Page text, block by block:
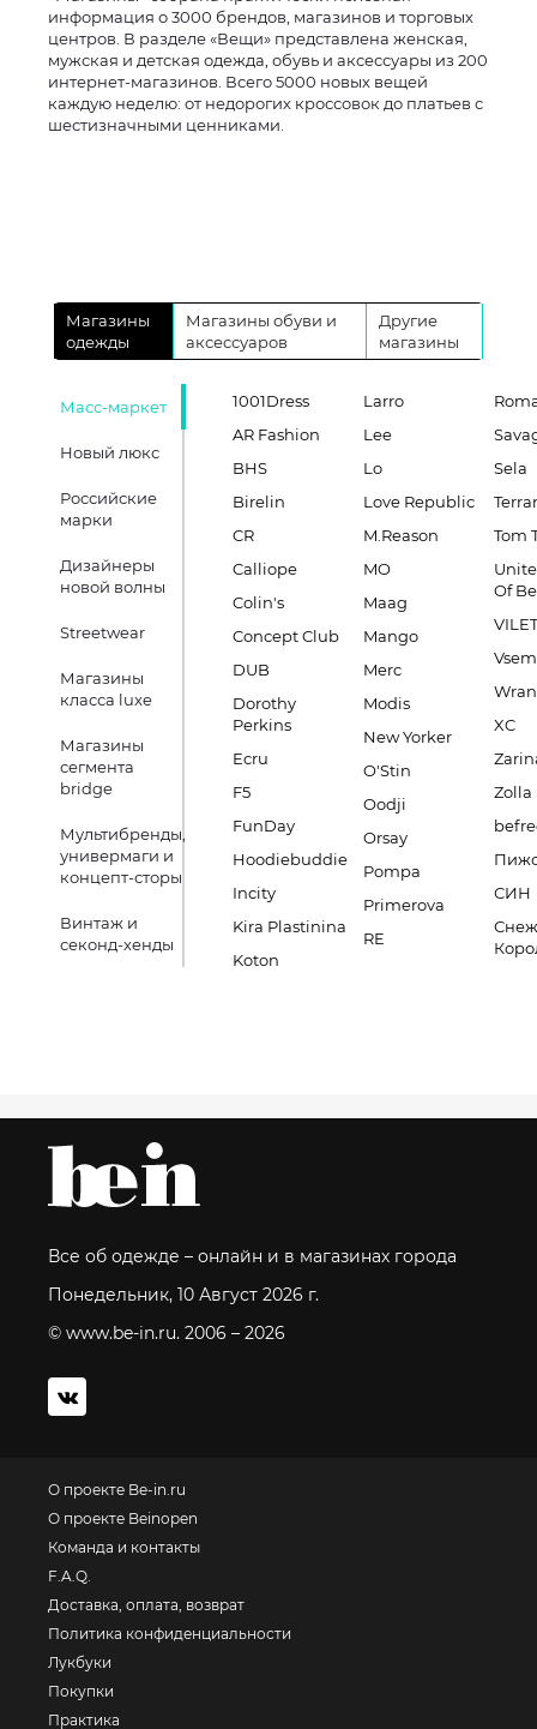
информация о 3000 брендов, магазинов и торговых
центров. В разделе «Вещи» представлена женская,
мужская и детская одежда, обувь и аксессуары из 200
интернет-магазинов. Всего 5000 новых вещей
каждую неделю: от недорогих кроссовок до платьев с
шестизначными ценниками.
Магазины
одежды
Магазины обуви и
аксессуаров
Другие
магазины
Масс-маркет
Новый люкс
Российские
марки
Дизайнеры
новой волны
Streetwear
Магазины
класса luxe
Магазины
сегмента
bridge
Мультибренды,
универмаги и
концепт-сторы
Винтаж и
секонд-хенды
1001Dress
AR Fashion
BHS
Birelin
CR
Calliope
Colin's
Concept Club
DUB
Dorothy
Perkins
Ecru
F5
FunDay
Hoodiebuddie
Incity
Kira Plastinina
Koton
Larro
Lee
Lo
Love Republic
M.Reason
MO
Maag
Mango
Merc
Modis
New Yorker
O'Stin
Oodji
Orsay
Pompa
Primerova
RE
Sela
Tom
Of
VILET
XC
Zolla
СИН
Все об одежде – онлайн и в магазинах города
Понедельник, 10 Август 2026 г.
© www.be-in.ru. 2006 – 2026
О проекте Be-in.ru
О проекте Beinopen
Команда и контакты
F.A.Q.
Доставка, оплата, возврат
Политика конфиденциальности
Лукбуки
Покупки
Практика